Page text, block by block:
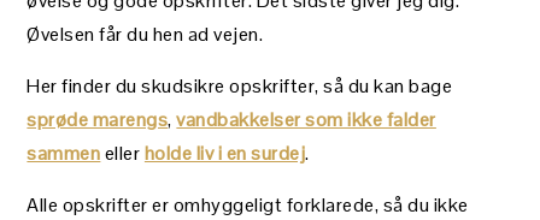
Øvelsen får du hen ad vejen.
Her finder du skudsikre opskrifter, så du kan bage
sprøde marengs,vandbakkelser som ikke falder
sammenellerholde liv i en surdej.
Alle opskrifter er omhyggeligt forklarede, så du ikke